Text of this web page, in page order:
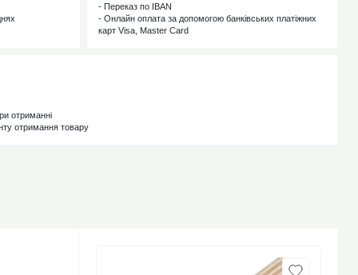
- Переказ по IBAN
- Онлайн оплата за допомогою банківських платіжних
карт Visa, Master Card
отриманні
отримання товару